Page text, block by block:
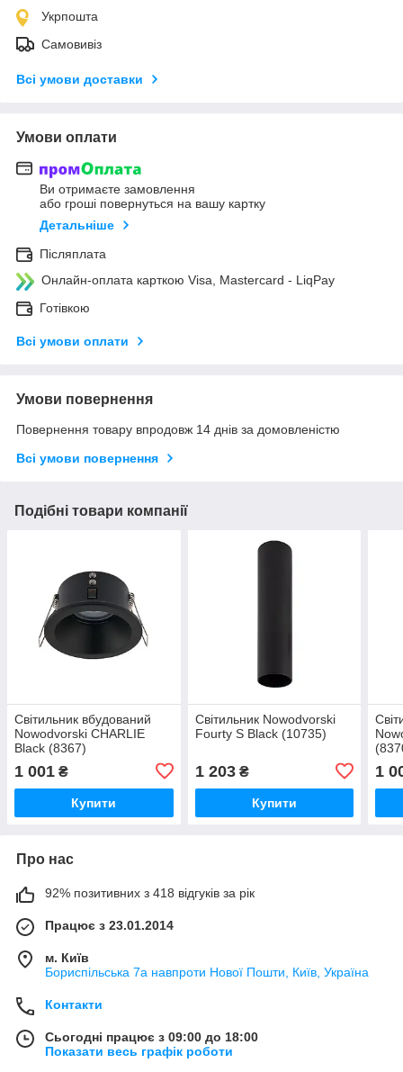
Укрпошта
Самовивіз
Всі умови доставки
Умови оплати
Ви отримаєте замовлення
або гроші повернуться на вашу картку
Детальніше
Післяплата
Онлайн-оплата карткою Visa, Mastercard - LiqPay
Готівкою
Всі умови оплати
Умови повернення
Повернення товару впродовж 14 днів за домовленістю
Всі умови повернення
Подібні товари компанії
Світильник вбудований
Nowodvorski CHARLIE
Black (8367)
1 001 ₴
Купити
Світильник Nowodvorski
Fourty S Black (10735)
1 203₴
Купити
1
Про нас
92% позитивних з 418 відгуків за рік
Працює з 23.01.2014
м. Київ
Бориспільська 7а навпроти Нової Пошти, Київ, Україна
Контакти
Сьогодні працює з 09:00 до 18:00
Показати весь графік роботи